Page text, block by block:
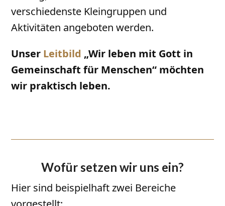
verschiedenste Kleingruppen und
Aktivitäten angeboten werden.
Unser Leitbild „Wir leben mit Gott in
Gemeinschaft für Menschen“ möchten
wir praktisch leben.
Wofür setzen wir uns ein?
Hier sind beispielhaft zwei Bereiche